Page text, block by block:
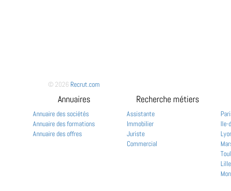
© 2026 Recrut.com
Annuaires
Annuaire des sociétés
Annuaire des formations
Annuaire des offres
Recherche métiers
Assistante
Immobilier
Juriste
Commercial
Ile-
Lille